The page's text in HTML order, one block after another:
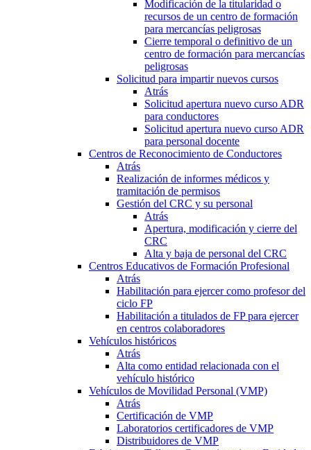
Modificación de la titularidad o
recursos de un centro de formación
para mercancías peligrosas
Cierre temporal o definitivo de un
centro de formación para mercancías
peligrosas
Solicitud para impartir nuevos cursos
Atrás
Solicitud apertura nuevo curso ADR
para conductores
Solicitud apertura nuevo curso ADR
para personal docente
Centros de Reconocimiento de Conductores
Atrás
Realización de informes médicos y
tramitación de permisos
Gestión del CRC y su personal
Atrás
Apertura, modificación y cierre del
CRC
Alta y baja de personal del CRC
Centros Educativos de Formación Profesional
Atrás
Habilitación para ejercer como profesor del
ciclo FP
Habilitación a titulados de FP para ejercer
en centros colaboradores
Vehículos históricos
Atrás
Alta como entidad relacionada con el
vehículo histórico
Vehículos de Movilidad Personal (VMP)
Atrás
Certificación de VMP
Laboratorios certificadores de VMP
Distribuidores de VMP